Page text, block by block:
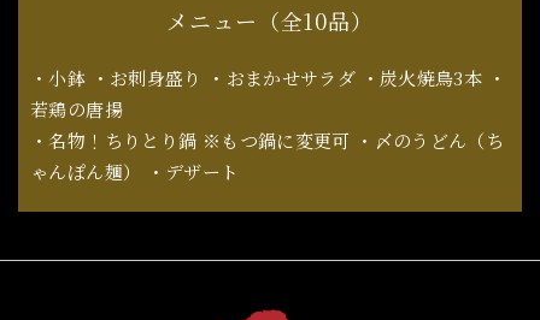
メニュー（全10品）
・小鉢 ・お刺身盛り ・おまかせサラダ ・炭火焼鳥3本 ・
若鶏の唐揚
​​​​​​​・名物！ちりとり鍋 ※もつ鍋に変更可 ・〆のうどん（ち
ゃんぽん麺） ・デザート